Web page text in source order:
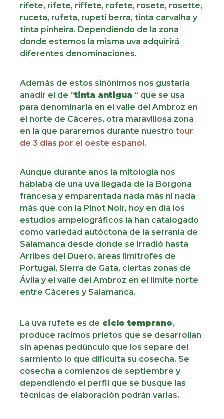
rifete, rifete, riffete, rofete, rosete, rosette,
ruceta, rufeta, rupeti berra, tinta carvalha y
tinta pinheira. Dependiendo de la zona
donde estemos la misma uva adquirirá
diferentes denominaciones.
Además de estos sinónimos nos gustaría
añadir el de “tinta antigua “ que se usa
para denominarla en el valle del Ambroz en
el norte de Cáceres, otra maravillosa zona
en la que pararemos durante nuestro tour
de 3 días por el oeste español.
Aunque durante años la mitología nos
hablaba de una uva llegada de la Borgoña
francesa y emparentada nada más ni nada
más que con la Pinot Noir, hoy en día los
estudios ampelográficos la han catalogado
como variedad autóctona de la serranía de
Salamanca desde donde se irradió hasta
Arribes del Duero, áreas limítrofes de
Portugal, Sierra de Gata, ciertas zonas de
Ávila y el valle del Ambroz en el límite norte
entre Cáceres y Salamanca.
La uva rufete es de ciclo temprano,
produce racimos prietos que se desarrollan
sin apenas pedúnculo que los separe del
sarmiento lo que dificulta su cosecha. Se
cosecha a comienzos de septiembre y
dependiendo el perfil que se busque las
técnicas de elaboración podrán varias.